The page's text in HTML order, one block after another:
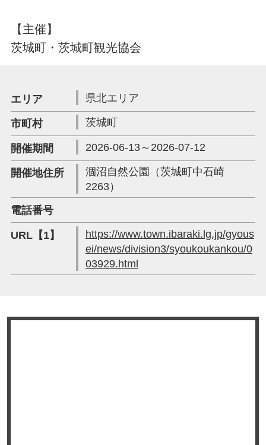
【主催】
茨城町・茨城町観光協会
エリア 県北エリア
市町村 茨城町
開催期間 2026-06-13～2026-07-12
開催地住所
涸沼自然公園（茨城町中石崎
2263）
電話番号
URL【1】
https://www.town.ibaraki.lg.jp/gyous
ei/news/division3/syoukoukankou/0
03929.html